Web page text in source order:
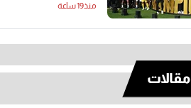
منذ19 ساعة
مقالات